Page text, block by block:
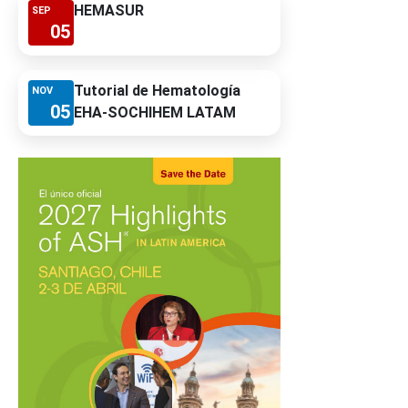
SEP
05
HEMASUR
NOV
05
Tutorial de Hematología
EHA-SOCHIHEM LATAM